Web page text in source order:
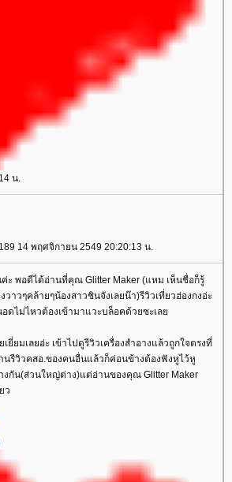
น.
14 พฤศจิกายน 2549 20:20:13 น.
ค่ะ พอดีได้อ่านที่คุณ Glitter Maker (แหม เห็นชื่อก็รู้
วๆคล้ายๆน้องสาวชินจังเลยน๊า)รีวิวเที่ยวฮ่องกงอ่ะ
อดไม่ไหวต้องเข้ามาแวะบล็อคด้วยซะเล
ยี่ยมเลยอ่ะ เข้าไปดูรีวิวเครื่องสำอางแล้วถูกใจตรงที่
านรีวิวคสอ.ของคนอื่นแล้วก็ค่อนข้างต้องฟังหูไว้หู
างกัน(ส่วนใหญ่ต่าง)แต่อ่านของคุณ Glitter Maker
ว